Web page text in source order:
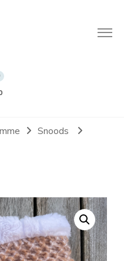
Malorie
tout doux
Snoods